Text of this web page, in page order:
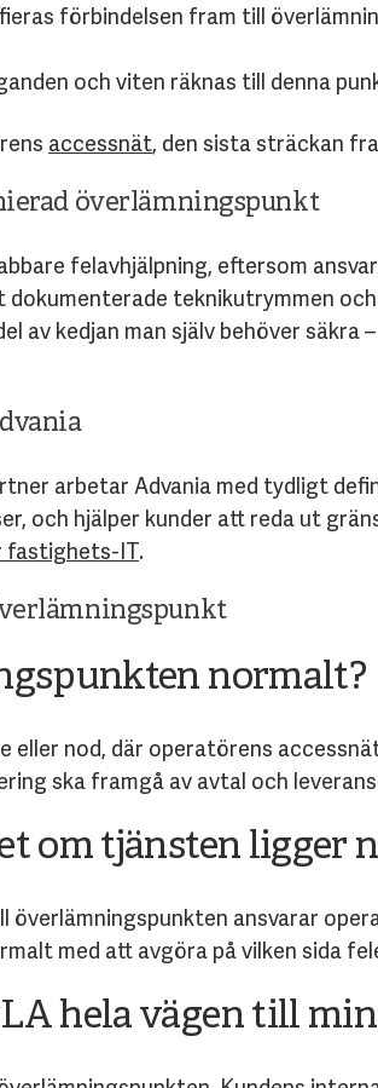
förbindelsen fram till
och viten räknas till denna
accessnät, den sista sträckan
överlämningspunkt
felavhjälpning, eftersom
dokumenterade teknikutrymmen
av kedjan man själv behöver säkra
arbetar Advania med tydligt
och hjälper kunder att reda ut
fastighets-IT.
normalt?
nod, där operatörens
ska framgå av avtal och
om tjänsten ligger
överlämningspunkten ansvarar
med att avgöra på vilken sida
hela vägen till